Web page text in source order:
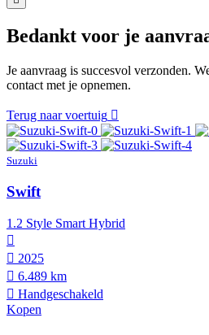
Bedankt voor je
Je aanvraag is succesvol verzonden.
contact met je opnemen.
Terug naar voertuig
Suzuki
Swift
1.2 Style Smart Hybrid
2025
6.489 km
Hand­geschakeld
Kopen